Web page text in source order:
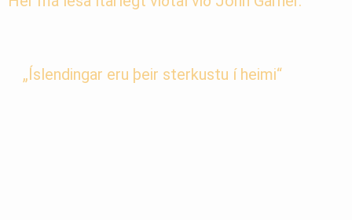
„Íslendingar eru þeir sterkustu í heimi“